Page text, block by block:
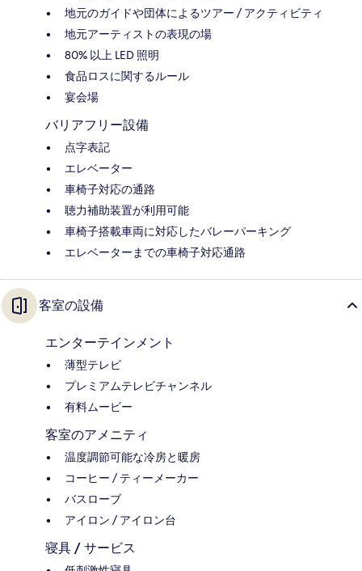
地元のガイドや団体によるツアー / アクティビティ
地元アーティストの表現の場
80% 以上 LED 照明
食品ロスに関するルール
宴会場
バリアフリー設備
点字表記
エレベーター
車椅子対応の通路
聴力補助装置が利用可能
車椅子搭載車両に対応したバレーパーキング
エレベーターまでの車椅子対応通路
客室の設備
エンターテインメント
薄型テレビ
プレミアムテレビチャンネル
有料ムービー
客室のアメニティ
温度調節可能な冷房と暖房
コーヒー / ティーメーカー
バスローブ
アイロン / アイロン台
寝具 / サービス